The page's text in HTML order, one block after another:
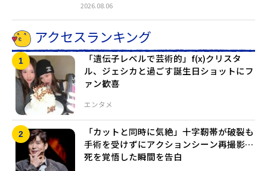
2026.08.06
アクセスランキング
エンタメ
「遺伝子レベルで芸術的」f(x)クリスタ
ル、ジェシカと過ごす誕生日ショットにフ
ァン歓喜
「カットと同時に気絶」十字靭帯が破裂も
手術を受けずにアクションシーン再撮影…
死を覚悟した瞬間を告白